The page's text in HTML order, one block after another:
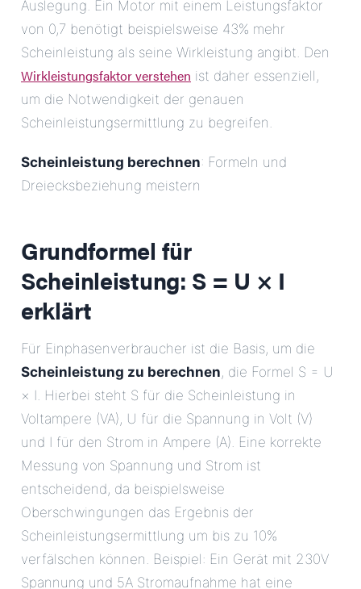
Auslegung. Ein Motor mit einem Leistungsfaktor
von 0,7 benötigt beispielsweise 43% mehr
Scheinleistung als seine Wirkleistung angibt. Den
Wirkleistungsfaktor verstehen ist daher essenziell,
um die Notwendigkeit der genauen
Scheinleistungsermittlung zu begreifen.
Scheinleistung berechnen: Formeln und
Dreiecksbeziehung meistern
Grundformel für
Scheinleistung: S = U × I
erklärt
Für Einphasenverbraucher ist die Basis, um die
Scheinleistung zu berechnen, die Formel S = U
× I. Hierbei steht S für die Scheinleistung in
Voltampere (VA), U für die Spannung in Volt (V)
und I für den Strom in Ampere (A). Eine korrekte
Messung von Spannung und Strom ist
entscheidend, da beispielsweise
Oberschwingungen das Ergebnis der
Scheinleistungsermittlung um bis zu 10%
verfälschen können. Beispiel: Ein Gerät mit 230V
Spannung und 5A Stromaufnahme hat eine